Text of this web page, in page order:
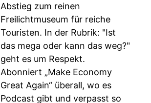
Abstieg zum reinen
Freilichtmuseum für reiche
Touristen. In der Rubrik: "Ist
das mega oder kann das weg?"
geht es um Respekt.
Abonniert „Make Economy
Great Again“ überall, wo es
Podcast gibt und verpasst so